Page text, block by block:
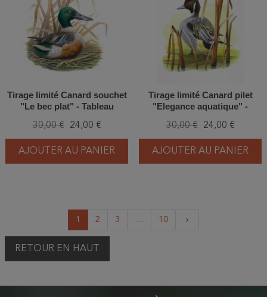
Tirage limité Canard souchet
"Le bec plat" - Tableau
30,00 € 24,00 €
AJOUTER AU PANIER
Tirage limité Canard pilet
"Elegance aquatique" -
30,00 € 24,00 €
AJOUTER AU PANIER
1 2 3 … 10 keyboard_arrow_right
RETOUR EN HAUT